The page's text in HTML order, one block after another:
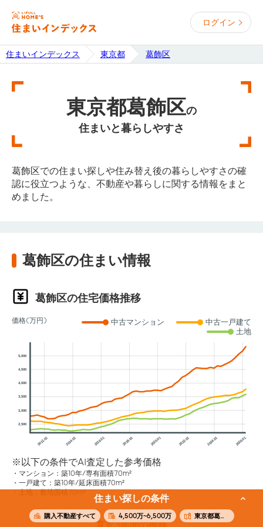
ログイン
住まいインデックス 東京都 葛飾区
東京都葛飾区の
住まいと暮らしやすさ
葛飾区での住まい探しや住み替え後の暮らしやすさの確
認に役立つような、不動産や暮らしに関する情報をまと
めました。
葛飾区の住まい情報
葛飾区の住宅価格推移
価格(万円) 中古マンション
中古一戸建て
土地
2012.01 2014.01 2016.01 2018.01 2020.01 2022.01 2024.01 2026.01
2,500
3,000
3,500
4,000
4,500
5,000
※以下の条件でAI査定した参考価格
マンション：築10年/専有面積70m²
一戸建て：築10年/延床面積70m²
土地：敷地面積70m²
住まい探しの条件
購入不動産すべて 4,500万~6,500万 東京都葛飾区